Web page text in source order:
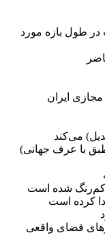
در طول بازه مورد
می‌کند
با عرف جهانی)
کم‌رنگ شده است
کرده است
فضای واقعی